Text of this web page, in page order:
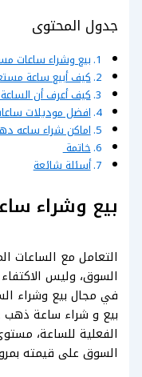
جدول المحتوى
بيع وشراء ساعات
كيف أبيع ساعة
كيف أعرف أن
افضل موديلات
اماكن شراء ساعه
خاتمة
أسئلة شائعة
بيع وشراء
التعامل مع الساعات
السوق، وليس
في مجال بيع وشراء
بيع و شراء ساعة
الفعلية للساعة،
السوق على قيمته